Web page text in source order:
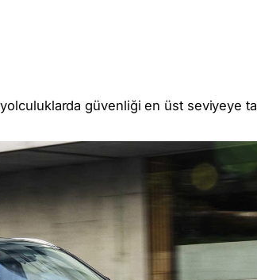
güvenliği en üst seviyeye